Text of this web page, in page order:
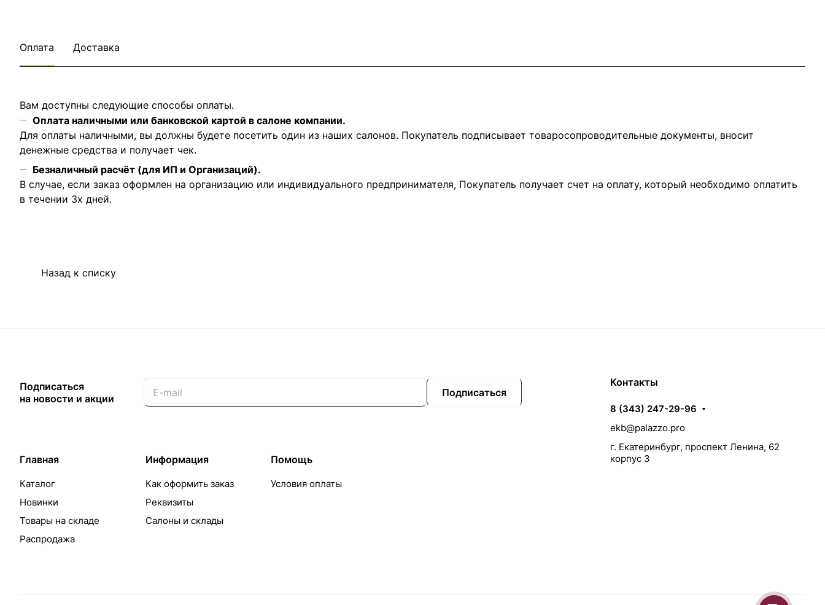
Оплата Доставка
Вам доступны следующие способы оплаты.
Оплата наличными или банковской картой в салоне компании.
Для оплаты наличными, вы должны будете посетить один из наших салонов. Покупатель подписывает товаросопроводительные документы, вносит
денежные средства и получает чек.
Безналичный расчёт (для ИП и Организаций).
В случае, если заказ оформлен на организацию или индивидуального предпринимателя, Покупатель получает счет на оплату, который необходимо оплатить
в течении 3х дней.
Назад к списку
Подписаться
на новости и акции
Подписаться
Главная
Каталог
Новинки
Товары на складе
Распродажа
Информация
Как оформить заказ
Реквизиты
Салоны и склады
Помощь
Условия оплаты
Контакты
8 (343) 247-29-96
ekb@palazzo.pro
г. Екатеринбург, проспект Ленина, 62
корпус 3